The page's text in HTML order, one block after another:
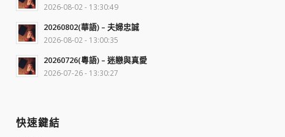
2026-08-02 - 13:30:49
20260802(華語) – 夫婦忠誠
2026-08-02 - 13:00:35
20260726(粵語) – 迷戀與真愛
2026-07-26 - 13:30:27
快速鍵結